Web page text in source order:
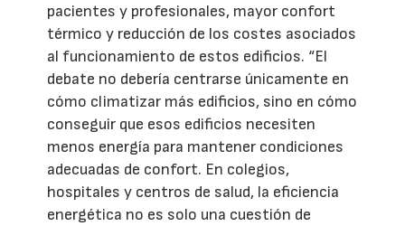
pacientes y profesionales, mayor confort
térmico y reducción de los costes asociados
al funcionamiento de estos edificios. “El
debate no debería centrarse únicamente en
cómo climatizar más edificios, sino en cómo
conseguir que esos edificios necesiten
menos energía para mantener condiciones
adecuadas de confort. En colegios,
hospitales y centros de salud, la eficiencia
energética no es solo una cuestión de